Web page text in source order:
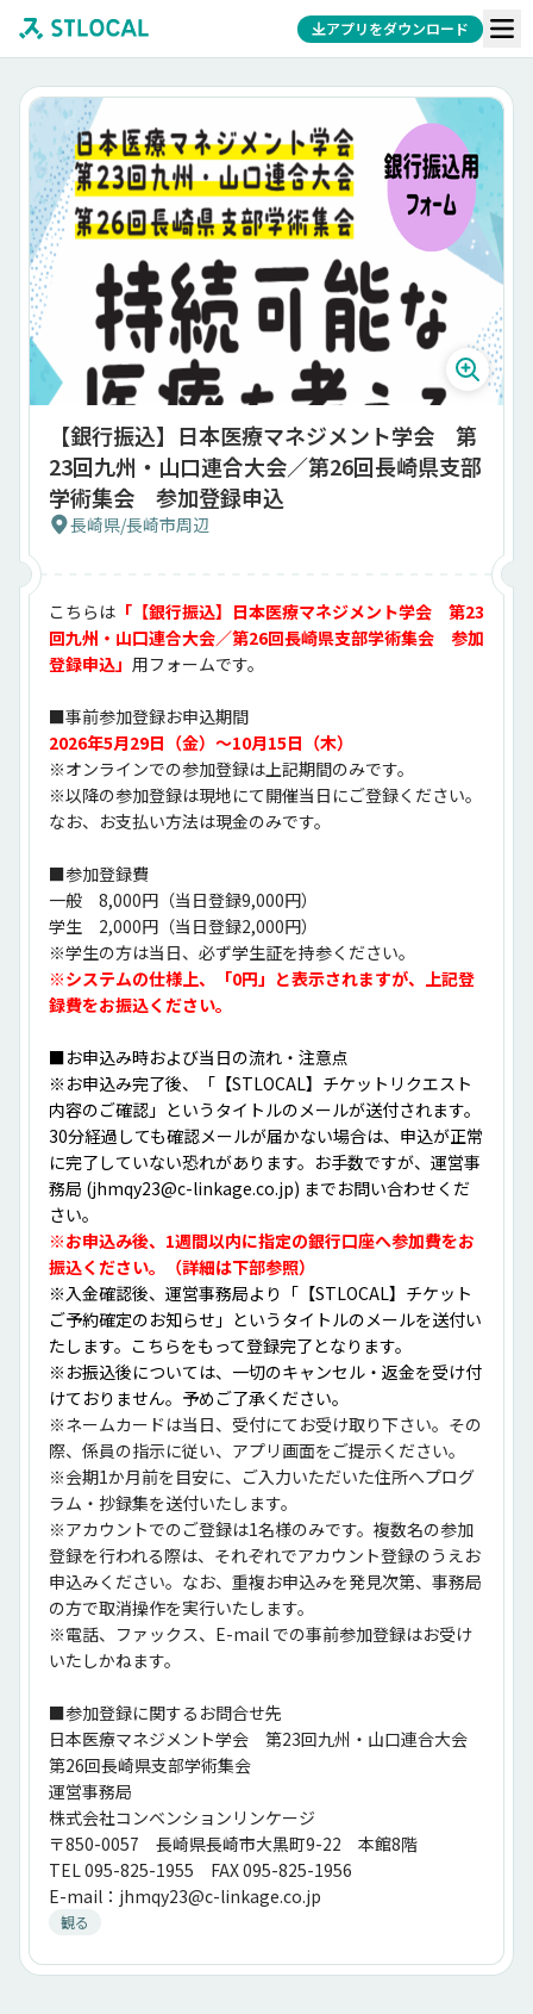
アプリをダウンロード
【銀行振込】日本医療マネジメント学会 第
23回九州・山口連合大会／第26回長崎県支部
学術集会 参加登録申込
長崎県/長崎市周辺
こちらは 「【銀行振込】日本医療マネジメント学会　第23
回九州・山口連合大会／第26回長崎県支部学術集会　参加
登録申込」 用フォームです。
■事前参加登録お申込期間
2026年5月29日（金）～10月15日（木）
※オンラインでの参加登録は上記期間のみです。
※以降の参加登録は現地にて開催当日にご登録ください。
なお、お支払い方法は現金のみです。
■参加登録費
一般　8,000円（当日登録9,000円）
学生　2,000円（当日登録2,000円）
※学生の方は当日、必ず学生証を持参ください。
※システムの仕様上、「0円」と表示されますが、上記登
録費をお振込ください。
■お申込み時および当日の流れ・注意点
※お申込み完了後、「【STLOCAL】チケットリクエスト
内容のご確認」というタイトルのメールが送付されます。
30分経過しても確認メールが届かない場合は、申込が正常
に完了していない恐れがあります。お手数ですが、運営事
務局 (jhmqy23@c-linkage.co.jp) までお問い合わせくだ
さい。
※お申込み後、1週間以内に指定の銀行口座へ参加費をお
振込ください。（詳細は下部参照）
※入金確認後、運営事務局より「【STLOCAL】チケット
ご予約確定のお知らせ」というタイトルのメールを送付い
たします。こちらをもって登録完了となります。
※お振込後については、一切のキャンセル・返金を受け付
けておりません。予めご了承ください。
※ネームカードは当日、受付にてお受け取り下さい。その
際、係員の指示に従い、アプリ画面をご提示ください。
※会期1か月前を目安に、ご入力いただいた住所へプログ
ラム・抄録集を送付いたします。
※アカウントでのご登録は1名様のみです。複数名の参加
登録を行われる際は、それぞれでアカウント登録のうえお
申込みください。なお、重複お申込みを発見次第、事務局
の方で取消操作を実行いたします。
※電話、ファックス、E-mail での事前参加登録はお受け
いたしかねます。
■参加登録に関するお問合せ先
日本医療マネジメント学会　第23回九州・山口連合大会
第26回長崎県支部学術集会
運営事務局
株式会社コンベンションリンケージ
〒850-0057　長崎県長崎市大黒町9-22　本館8階
TEL 095-825-1955　FAX 095-825-1956
E-mail：jhmqy23@c-linkage.co.jp
観る